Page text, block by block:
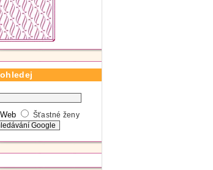
Web Šťastné ženy